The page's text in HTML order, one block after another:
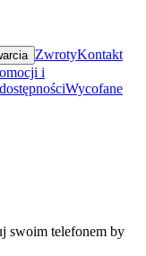
ZwrotyKontakt
i
Wycofane
swoim telefonem by